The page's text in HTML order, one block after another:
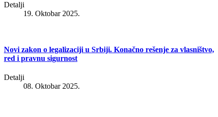
Detalji
19. Oktobar 2025.
Novi zakon o legalizaciji u Srbiji. Konačno rešenje za vlasništvo,
red i pravnu sigurnost
Detalji
08. Oktobar 2025.